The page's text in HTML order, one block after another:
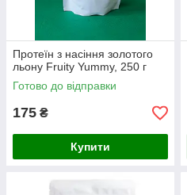
Протеїн з насіння золотого
льону Fruity Yummy, 250 г
Готово до відправки
175 ₴
Купити